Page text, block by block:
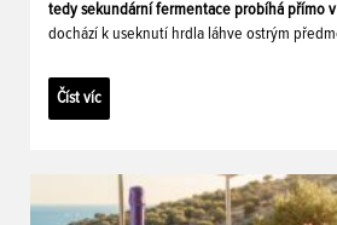
tedy sekundární fermentace probíhá přímo
dochází k useknutí hrdla láhve ostrým
Číst víc